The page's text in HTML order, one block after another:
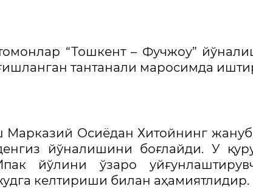
“Тошкент – Фучжоу”
тантанали маросимда
Осиёдан Хитойнинг
йўналишини боғлайди. У
йўлини ўзаро
келтириши билан аҳамиятлидир.